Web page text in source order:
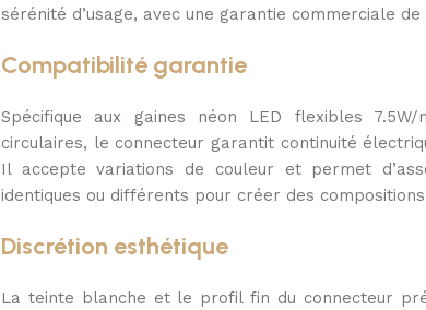
sérénité d’usage, avec une garantie commerciale
Compatibilité garantie
Spécifique aux gaines néon LED flexibles
circulaires, le connecteur garantit continuité
Il accepte variations de couleur et permet
identiques ou différents pour créer des
Discrétion esthétique
La teinte blanche et le profil fin du connecteur